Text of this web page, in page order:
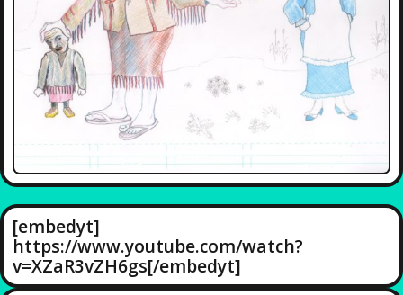
[embedyt]
https://www.youtube.com/watch?
v=XZaR3vZH6gs[/embedyt]